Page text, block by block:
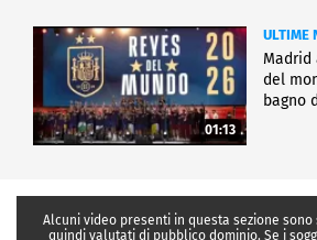
01:13
ULTIME
Madrid
del
bagno
Alcuni video presenti in questa sezione
quindi valutati di pubblico dominio. Se i